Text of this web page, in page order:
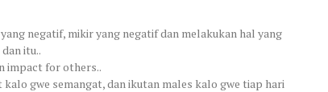
negatif, mikir yang negatif dan melakukan hal yang
itu..
impact for others..
gwe semangat, dan ikutan males kalo gwe tiap hari